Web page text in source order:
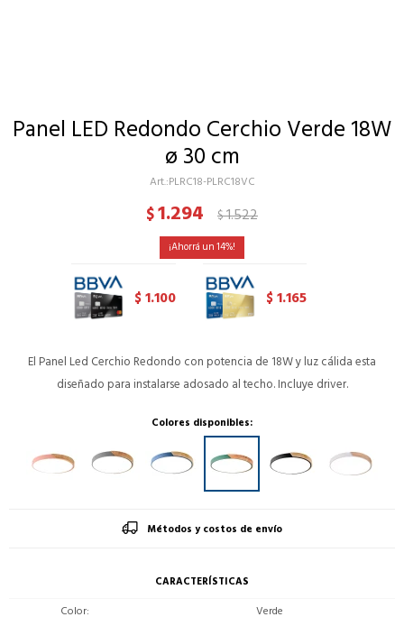
Panel LED Redondo Cerchio Verde 18W
ø 30 cm
PLRC18-PLRC18VC
$1.294 $1.522
14
$1.100 $1.165
El Panel Led Cerchio Redondo con potencia de 18W y luz cálida esta
diseñado para instalarse adosado al techo. Incluye driver.
Colores disponibles:
Métodos y costos de envío
CARACTERÍSTICAS
Color
Verde